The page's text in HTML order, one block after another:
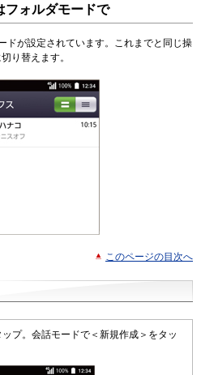
フォルダモードで
ドが設定されています。これまでと同じ操
り替えます。
このページの目次へ
プ。会話モードで＜新規作成＞をタッ